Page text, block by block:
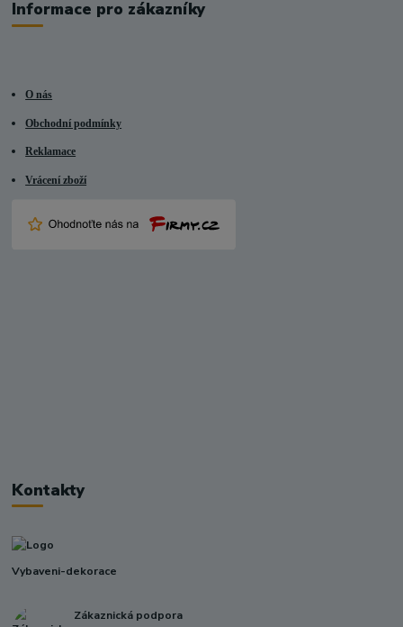
Informace pro zákazníky
O nás
Obchodní podmínky
Reklamace
Vrácení zboží
Kontakty
Vybaveni-dekorace
Zákaznická podpora